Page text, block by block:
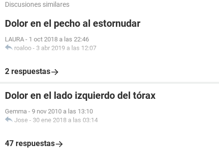
Discusiones similares
Dolor en el pecho al estornudar
LAURA - 1 oct 2018 a las 22:46
roaloo - 3 abr 2019 a las 12:07
2 respuestas
Dolor en el lado izquierdo del tórax
Gemma - 9 nov 2010 a las 13:10
Jose - 30 ene 2018 a las 03:14
47 respuestas